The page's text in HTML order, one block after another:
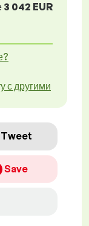
3 042 EUR
с другими
Tweet
Save